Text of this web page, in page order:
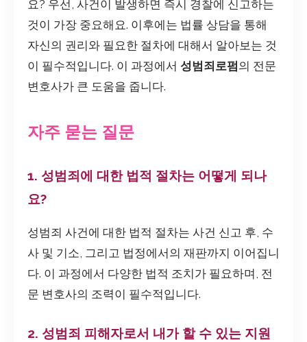
요? 우선, 사건이 발생하면 즉시 경찰에 신고하는
것이 가장 중요해요. 이후에는 법률 상담을 통해
자신의 권리와 필요한 절차에 대해서 알아보는 것
이 필수적입니다. 이 과정에서 성범죄로펌 의 전문
변호사가 큰 도움을 줍니다.
자주 묻는 질문
1. 성범죄에 대한 법적 절차는 어떻게 되나
요?
성범죄 사건에 대한 법적 절차는 사건 신고 후, 수
사 및 기소, 그리고 법정에서의 재판까지 이어집니
다. 이 과정에서 다양한 법적 조치가 필요하며, 전
문 변호사의 조력이 필수적입니다.
2. 성범죄 피해자로서 내가 할 수 있는 지원